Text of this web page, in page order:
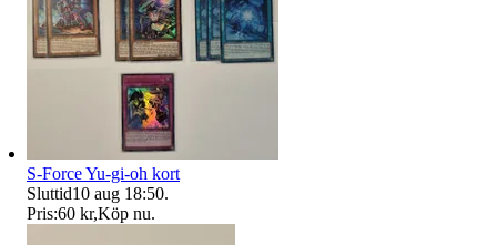
S-Force Yu-gi-oh kort
Sluttid10 aug 18:50.
Pris:60 kr,Köp nu.